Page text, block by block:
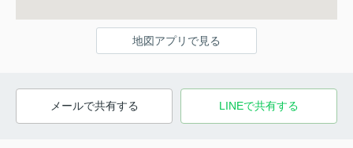
地図アプリで見る
メールで共有する LINEで共有する